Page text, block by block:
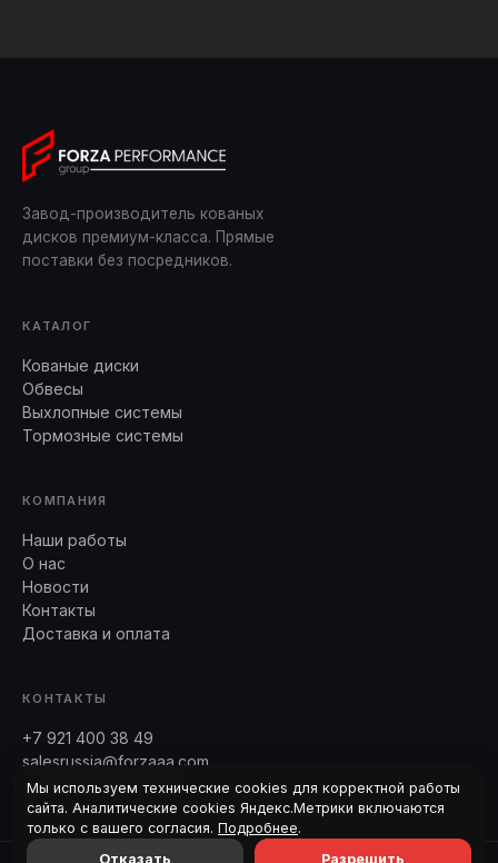
Завод-производитель кованых
дисков премиум-класса. Прямые
поставки без посредников.
КАТАЛОГ
Кованые диски
Обвесы
Выхлопные системы
Тормозные системы
КОМПАНИЯ
Наши работы
О нас
Новости
Контакты
Доставка и оплата
КОНТАКТЫ
+7 921 400 38 49
salesrussia@forzaaa.com
Telegram · WhatsApp
Мы используем технические cookies для корректной работы
сайта. Аналитические cookies Яндекс.Метрики включаются
только с вашего согласия. Подробнее.
Отказать
Разрешить